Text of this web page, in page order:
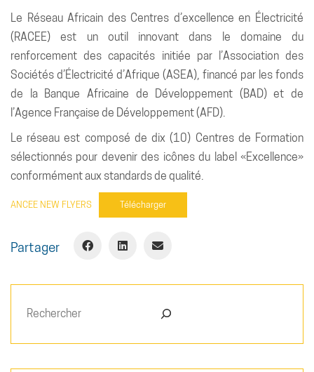
Le Réseau Africain des Centres d’excellence en Électricité
(RACEE) est un outil innovant dans le domaine du
renforcement des capacités initiée par l’Association des
Sociétés d’Électricité d’Afrique (ASEA), financé par les fonds
de la Banque Africaine de Développement (BAD) et de
l’Agence Française de Développement (AFD).
Le réseau est composé de dix (10) Centres de Formation
sélectionnés pour devenir des icônes du label «Excellence»
conformément aux standards de qualité.
ANCEE NEW FLYERS Télécharger
Partager
Rechercher